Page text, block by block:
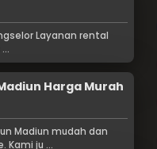
Layanan rental
Harga Murah
Madiun mudah dan
Kami ju ...